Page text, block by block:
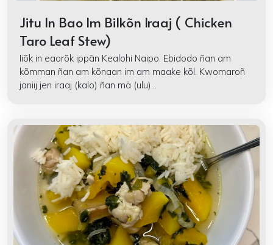
Jitu In Bao Im Bilkõn Iraaj ( Chicken
Taro Leaf Stew)
Iiõk in eaorõk ippān Kealohi Naipo. Ebidodo ñan am
kõmman ñan am kõnaan im am maake kõl. Kwomaroñ
janiij jen iraaj (kalo) ñan mā (ulu)...